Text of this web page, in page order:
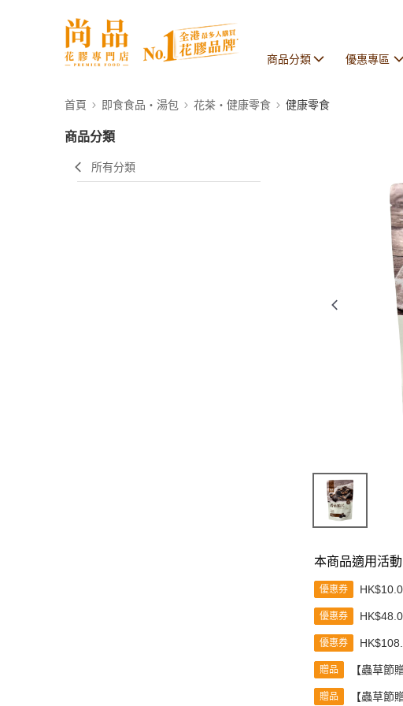
商品分類 優惠專區
首頁 即食食品・湯包 花茶・健康零食 健康零食
商品分類
所有分類
本商品適用活動
優惠券
優惠券
優惠券
贈品
【蟲草節
贈品
【蟲草節